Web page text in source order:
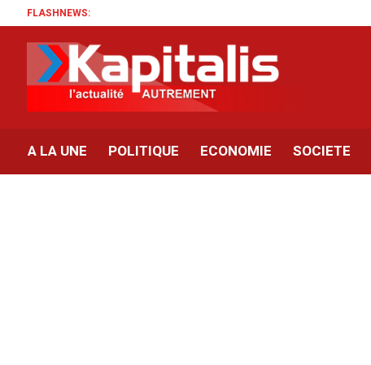
FLASHNEWS:
A LA UNE POLITIQUE ECONOMIE SOCIETE